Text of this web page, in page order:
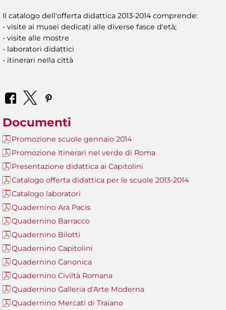
Il catalogo dell'offerta didattica 2013-2014 comprende:
- visite ai musei dedicati alle diverse fasce d'età;
- visite alle mostre
- laboratori didattici
- itinerari nella città
Documenti
Promozione scuole gennaio 2014
Promozione Itinerari nel verde di Roma
Presentazione didattica ai Capitolini
Catalogo offerta didattica per le scuole 2013-2014
Catalogo laboratori
Quadernino Ara Pacis
Quadernino Barracco
Quadernino Bilotti
Quadernino Capitolini
Quadernino Canonica
Quadernino Civiltà Romana
Quadernino Galleria d'Arte Moderna
Quadernino Mercati di Traiano